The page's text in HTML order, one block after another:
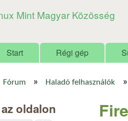
Mint Magyar Közösség
Start Régi gép
Fórum » Haladó felhasználók »
oldalon